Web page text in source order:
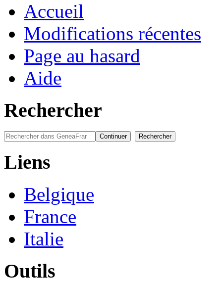
Accueil
Modifications récentes
Page au hasard
Aide
Rechercher
Liens
Belgique
France
Italie
Outils